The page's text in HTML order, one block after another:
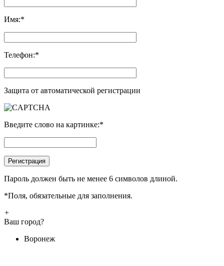
Имя:*
Телефон:*
Защита от автоматической регистрации
Введите слово на картинке:*
Пароль должен быть не менее 6 символов длиной.
*Поля, обязательные для заполнения.
+
Ваш город?
Воронеж